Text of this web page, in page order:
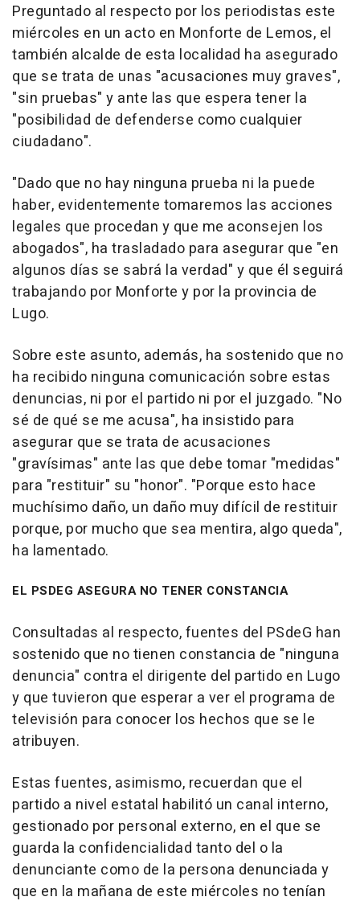
Preguntado al respecto por los periodistas este
miércoles en un acto en Monforte de Lemos, el
también alcalde de esta localidad ha asegurado
que se trata de unas "acusaciones muy graves",
"sin pruebas" y ante las que espera tener la
"posibilidad de defenderse como cualquier
ciudadano".
"Dado que no hay ninguna prueba ni la puede
haber, evidentemente tomaremos las acciones
legales que procedan y que me aconsejen los
abogados", ha trasladado para asegurar que "en
algunos días se sabrá la verdad" y que él seguirá
trabajando por Monforte y por la provincia de
Lugo.
Sobre este asunto, además, ha sostenido que no
ha recibido ninguna comunicación sobre estas
denuncias, ni por el partido ni por el juzgado. "No
sé de qué se me acusa", ha insistido para
asegurar que se trata de acusaciones
"gravísimas" ante las que debe tomar "medidas"
para "restituir" su "honor". "Porque esto hace
muchísimo daño, un daño muy difícil de restituir
porque, por mucho que sea mentira, algo queda",
ha lamentado.
EL PSDEG ASEGURA NO TENER CONSTANCIA
Consultadas al respecto, fuentes del PSdeG han
sostenido que no tienen constancia de "ninguna
denuncia" contra el dirigente del partido en Lugo
y que tuvieron que esperar a ver el programa de
televisión para conocer los hechos que se le
atribuyen.
Estas fuentes, asimismo, recuerdan que el
partido a nivel estatal habilitó un canal interno,
gestionado por personal externo, en el que se
guarda la confidencialidad tanto del o la
denunciante como de la persona denunciada y
que en la mañana de este miércoles no tenían